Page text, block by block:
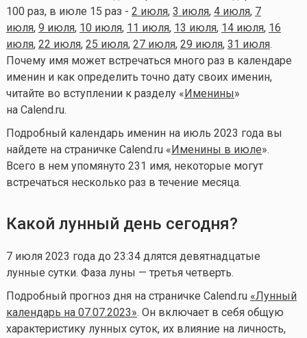
100 раз, в июле 15 раз - 2 июля, 3 июля, 4 июля, 7
июля, 9 июля, 10 июля, 11 июля, 13 июля, 14 июля, 16
июля, 22 июля, 25 июля, 27 июля, 29 июля, 31 июля.
Почему имя может встречаться много раз в календаре
именин и как определить точно дату своих именин,
читайте во вступлении к разделу « Именины»
на Calend.ru.
Подробный календарь именин на июль 2023 года вы
найдете на страничке Calend.ru « Именины в июле».
Всего в нем упомянуто 231 имя, некоторые могут
встречаться несколько раз в течение месяца.
Какой лунный день сегодня?
7 июля 2023 года до 23:34 длятся девятнадцатые
лунные сутки. Фаза луны — третья четверть.
Подробный прогноз дня на страничке Calend.ru «Лунный
календарь на 07.07.2023». Он включает в себя общую
характеристику лунных суток, их влияние на личность,